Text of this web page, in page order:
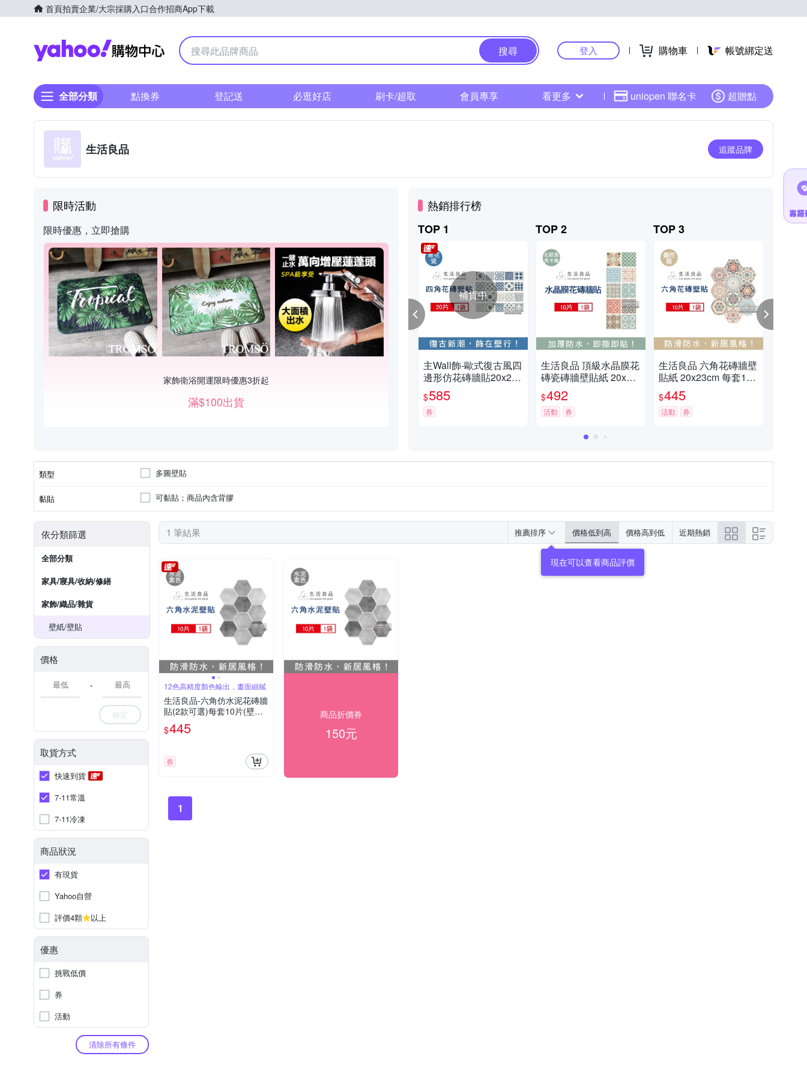
首頁拍賣企業/大宗採購入口合作招商App下載
Yahoo購物中心
搜尋 登入 購物車 帳號綁定送
全部分類 點換券 登記送 必逛好店 刷卡/超取 會員專享 看更多 uniopen 聯名卡 超贈點
生活良品 追蹤品牌
限時活動
限時優惠，立即搶購
家飾衛浴開運限時優惠3折起
滿$100出貨
熱銷排行榜
TOP 1
補貨中
主Wall飾-歐式復古風四
邊形仿花磚牆貼20x20c
m(3款可選)20片/袋(牆
壁貼皮防水磚貼,奢華風
格壁紙,仿四角磁磚牆
$585
券
TOP 2
生活良品 頂級水晶膜花
磚瓷磚牆壁貼紙 20x20
cm 每套10片-北歐風馬
卡龍
$492
活動 券
TOP 3
生活良品 六角花磚牆壁
貼紙 20x23cm 每套10
片 兩款可選 (防水即撕
即貼)
$445
活動 券
類型 多圖壁貼
黏貼 可黏貼；商品內含背膠
依分類篩選
全部分類
家具/寢具/收納/修繕
家飾/織品/雜貨
壁紙/壁貼
價格
-
確定
取貨方式
快速到貨
7-11常溫
7-11冷凍
商品狀況
有現貨
Yahoo自營
評價4顆
以上
優惠
挑戰低價
券
活動
清除所有條件
1 筆結果 推薦排序 價格低到高 價格高到低 近期熱銷
現在可以查看商品評價
12色高精度顏色輸出，畫面細膩
生活良品-六角仿水泥花磚牆
貼(2款可選)每套10片(壁貼
地板貼紙,復古風格壁紙,仿
六角磁磚牆貼,DIY防水即撕
牆面家飾貼紙)
$445
券
商品折價券
150元
1